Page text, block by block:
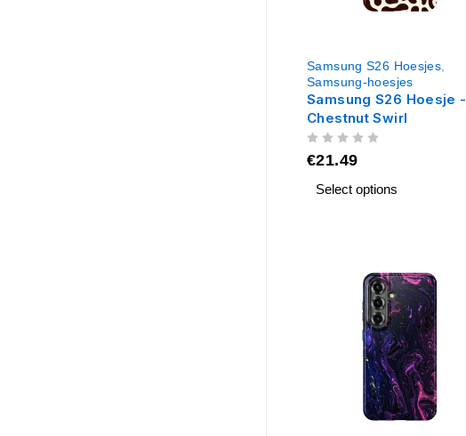
Samsung S26 Hoesjes
Samsung-hoesjes
Samsung S26 Hoesje -
Chestnut Swirl
€21.49
Select options